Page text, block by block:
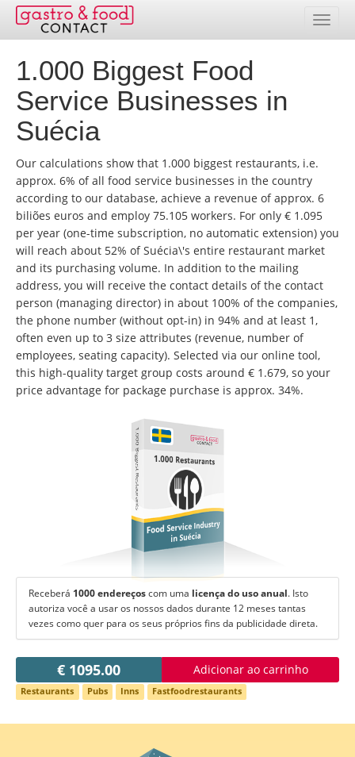
Banco de dados
Resumo de países
Seleção online
Preços
Realizações
Contato
Área de clientes
Mudar de língua:
Deutsch
American English
Français
Português
1.000 Biggest Food
Service Businesses in
Suécia
Our calculations show that 1.000 biggest restaurants, i.e.
approx. 6% of all food service businesses in the country
according to our database, achieve a revenue of approx. 6
biliões euros and employ 75.105 workers. For only € 1.095
per year (one-time subscription, no automatic extension) you
will reach about 52% of Suécia\'s entire restaurant market
and its purchasing volume. In addition to the mailing
address, you will receive the contact details of the contact
person (managing director) in about 100% of the companies,
the phone number (without opt-in) in 94% and at least 1,
often even up to 3 size attributes (revenue, number of
employees, seating capacity). Selected via our online tool,
this high-quality target group costs around € 1.679, so your
price advantage for package purchase is approx. 34%.
1.000 Biggest Restaurants 1.000 Restaurants
Food Service Industry
in Suécia
Receberá 1000 endereçoscom uma licença do uso anual. Isto
autoriza você a usar os nossos dados durante 12 meses tantas
vezes como quer para os seus próprios fins da publicidade direta.
€ 1095.00 Adicionar ao carrinho
Restaurants Pubs Inns Fastfoodrestaurants